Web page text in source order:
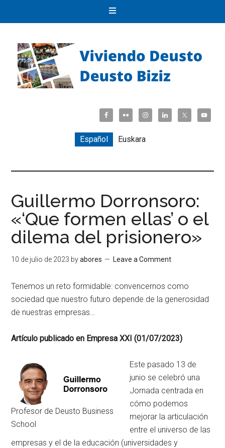
Español Euskara
Guillermo Dorronsoro:
«‘Que formen ellas’ o el
dilema del prisionero»
10 de julio de 2023 byabores Leave a Comment
Tenemos un reto formidable: convencernos como
sociedad que nuestro futuro depende de la generosidad
de nuestras empresas…
Artículo publicado en Empresa XXI (01/07/2023)
Profesor de Deusto Business
School
Este pasado 13 de
junio se celebró una
Jornada centrada en
cómo podemos
mejorar la articulación
entre el universo de las
empresas y el de la educación (universidades y